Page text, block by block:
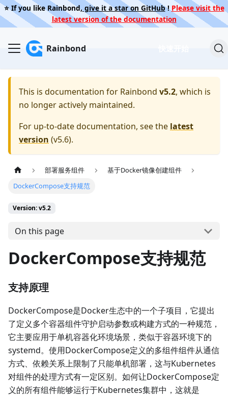
⭐️ If you like Rainbond, give it a star on GitHub!Please visit the
latest version of the documentation
Rainbond
This is documentation for Rainbond v5.2, which is
no longer actively maintained.
For up-to-date documentation, see the latest
version (v5.6).
部署服务组件
基于Docker镜像创建组件
DockerCompose支持规范
Version: v5.2
On this page
DockerCompose支持规范
支持原理
DockerCompose是Docker生态中的一个子项目，它提出
了定义多个容器组件守护启动参数或构建方式的一种规范，
它主要应用于单机容器化环境场景，类似于容器环境下的
systemd。使用DockerCompose定义的多组件组件从通信
方式、依赖关系上限制了只能单机部署，这与Kubernetes
对组件的处理方式有一定区别。如何让DockerCompose定
义的所有组件能够运行于Kubernetes集群中，这就是